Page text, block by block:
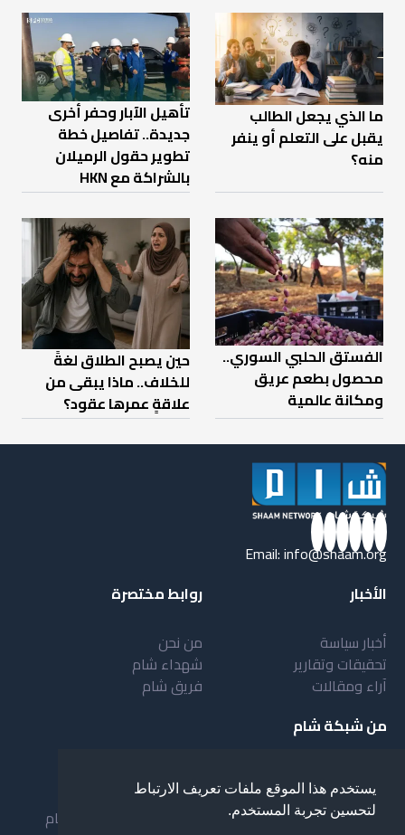
يستخدم هذا الموقع ملفات تعريف الارتباط
لتحسين تجربة المستخدم.
ما الذي يجعل الطالب
يقبل على التعلم أو ينفر
منه؟
تأهيل الآبار وحفر أخرى
جديدة.. تفاصيل خطة
تطوير حقول الرميلان
بالشراكة مع HKN
الفستق الحلبي السوري..
محصول بطعم عريق
ومكانة عالمية
حين يصبح الطلاق لغةً
للخلاف.. ماذا يبقى من
علاقةٍ عمرها عقود؟
Email:info@shaam.org
الأخبار
أخبار سياسة
تحقيقات وتقارير
آراء ومقالات
روابط مختصرة
من نحن
شهداء شام
فريق شام
من شبكة شام
أهداف شبكة شام
خدمات شبكة شام
المستفيدون من الشبكة
بنية شبكة شام
مقدمة عن شبكة شام
نظام العمل في شبكة شام